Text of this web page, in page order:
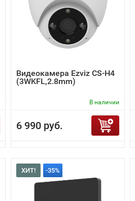
Видеокамера Ezviz CS-H4
(3WKFL,2.8mm)
В наличии
6 990 руб.
ХИТ! -35%